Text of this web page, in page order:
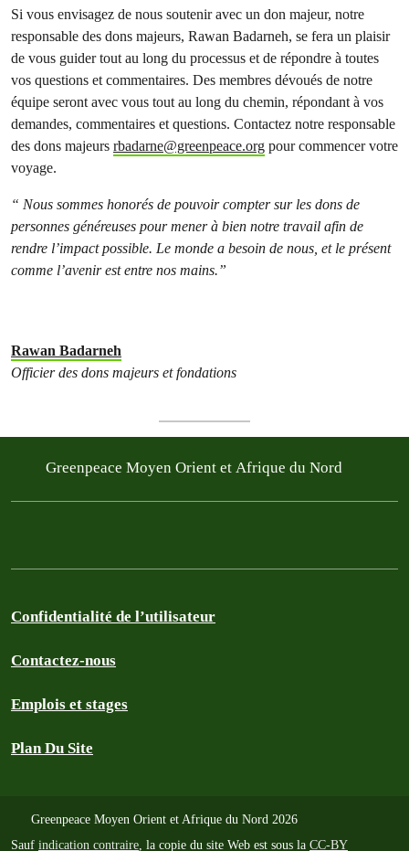
Si vous envisagez de nous soutenir avec un don majeur, notre
responsable des dons majeurs, Rawan Badarneh, se fera un plaisir
de vous guider tout au long du processus et de répondre à toutes
vos questions et commentaires. Des membres dévoués de notre
équipe seront avec vous tout au long du chemin, répondant à vos
demandes, commentaires et questions. Contactez notre responsable
des dons majeurs rbadarne@greenpeace.org pour commencer votre
voyage.
“ Nous sommes honorés de pouvoir compter sur les dons de
personnes généreuses pour mener à bien notre travail afin de
rendre l’impact possible. Le monde a besoin de nous, et le présent
comme l’avenir est entre nos mains.”
Rawan Badarneh
Officier des dons majeurs et fondations
Greenpeace Moyen Orient et Afrique du Nord
Confidentialité de l’utilisateur
Contactez-nous
Emplois et stages
Plan Du Site
Greenpeace Moyen Orient et Afrique du Nord 2026
Sauf indication contraire, la copie du site Web est sous la CC-BY